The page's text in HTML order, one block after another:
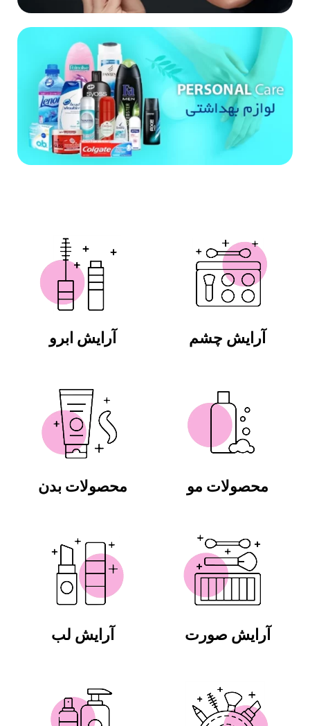
آرایش چشم
محصولات مو
آرایش ابرو
محصولات بدن
آرایش صورت آرایش لب